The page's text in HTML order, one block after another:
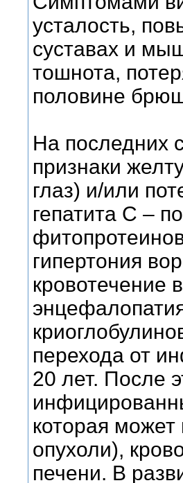
усталость,
суставах и
тошнота,
половине
На последних
признаки
глаз) и/или
гепатита С –
гипертония
кровотечение
перехода от
20 лет. После
которая
опухоли),
печени. В